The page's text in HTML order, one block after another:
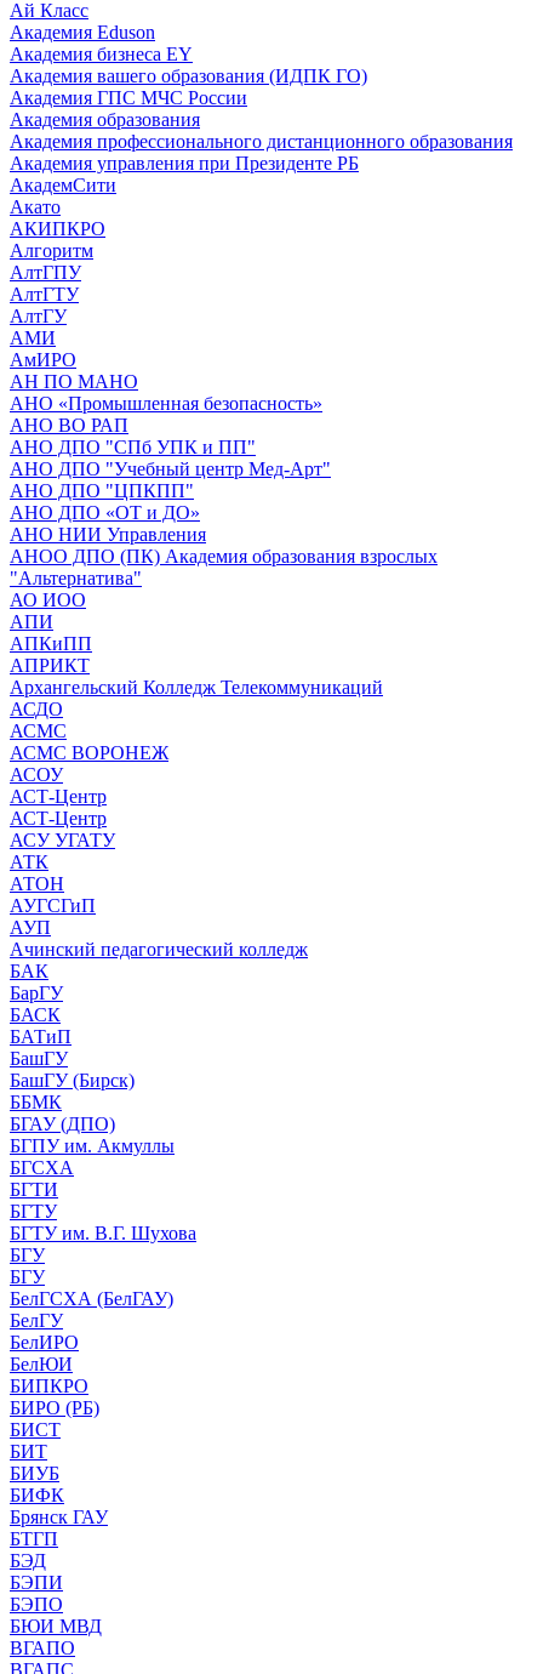
Ай Класс
Академия Eduson
Академия бизнеса EY
Академия вашего образования (ИДПК ГО)
Академия ГПС МЧС России
Академия образования
Академия профессионального дистанционного образования
Академия управления при Президенте РБ
АкадемСити
Акато
АКИПКРО
Алгоритм
АлтГПУ
АлтГТУ
АлтГУ
АМИ
АмИРО
АН ПО МАНО
АНО «Промышленная безопасность»
АНО ВО РАП
АНО ДПО "СПб УПК и ПП"
АНО ДПО "Учебный центр Мед-Арт"
АНО ДПО "ЦПКПП"
АНО ДПО «ОТ и ДО»
АНО НИИ Управления
АНОО ДПО (ПК) Академия образования взрослых
"Альтернатива"
АО ИОО
АПИ
АПКиПП
АПРИКТ
Архангельский Колледж Телекоммуникаций
АСДО
АСМС
АСМС ВОРОНЕЖ
АСОУ
АСТ-Центр
АСТ-Центр
АСУ УГАТУ
АТК
АТОН
АУГСГиП
АУП
Ачинский педагогический колледж
БАК
БарГУ
БАСК
БАТиП
БашГУ
БашГУ (Бирск)
ББМК
БГАУ (ДПО)
БГПУ им. Акмуллы
БГСХА
БГТИ
БГТУ
БГТУ им. В.Г. Шухова
БГУ
БГУ
БелГСХА (БелГАУ)
БелГУ
БелИРО
БелЮИ
БИПКРО
БИРО (РБ)
БИСТ
БИТ
БИУБ
БИФК
Брянск ГАУ
БТГП
БЭД
БЭПИ
БЭПО
БЮИ МВД
ВГАПО
ВГАПС